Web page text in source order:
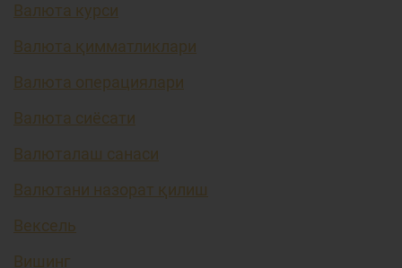
Валюта курси
Валюта қимматликлари
Валюта операциялари
Валюта сиёсати
Валюталаш санаси
Валютани назорат қилиш
Вексель
Вишинг